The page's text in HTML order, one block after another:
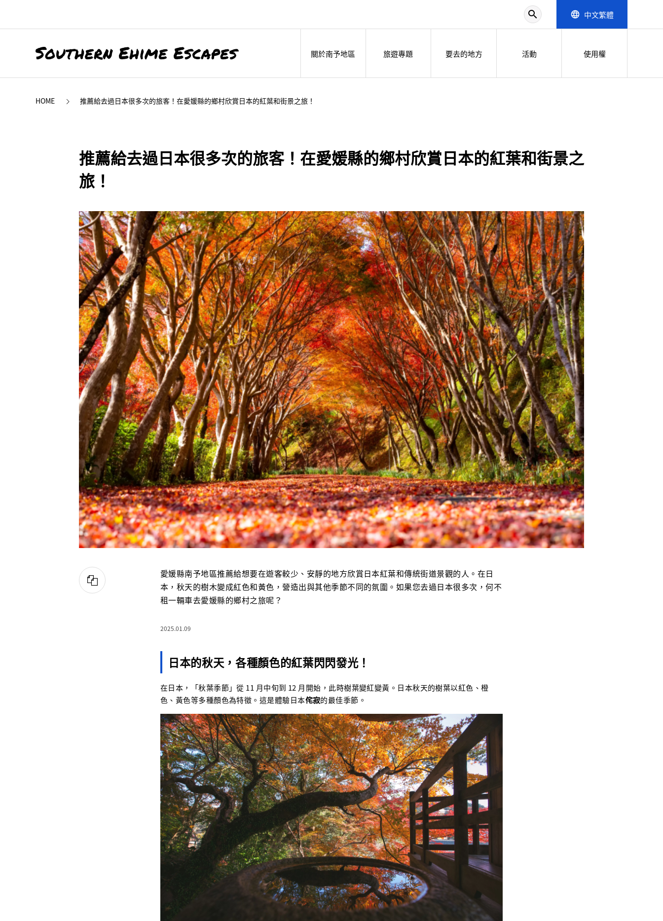
search language 中文繁體
關於南予地區 旅遊專題 要去的地方 活動 使用權
HOME 推薦給去過日本很多次的旅客！在愛媛縣的鄉村欣賞日本的紅葉和街景之旅！
推薦給去過日本很多次的旅客！在愛媛縣的鄉村欣賞日本的紅葉和街景之
旅！
愛媛縣南予地區推薦給想要在遊客較少、安靜的地方欣賞日本紅葉和傳統街道景觀的人。在日
本，秋天的樹木變成紅色和黃色，營造出與其他季節不同的氛圍。如果您去過日本很多次，何不
租一輛車去愛媛縣的鄉村之旅呢？
2025.01.09
日本的秋天，各種顏色的紅葉閃閃發光！
在日本，「秋葉季節」從 11 月中旬到 12 月開始，此時樹葉變紅變黃。日本秋天的樹葉以紅色、橙
色、黃色等多種顏色為特徵。這是體驗日本侘寂的最佳季節。